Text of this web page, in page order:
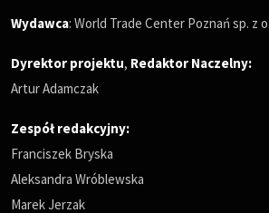
Wydawca: World Trade Center Poznań sp. z
Dyrektor projektu, Redaktor Naczelny:
Artur Adamczak
Zespół redakcyjny:
Franciszek Bryska
Aleksandra Wróblewska
Marek Jerzak